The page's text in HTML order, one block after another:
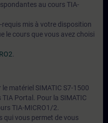
au cours TIA-
mis à votre disposition
le cours que vous avez choisi
matériel SIMATIC S7-1500
TIA Portal. Pour la SIMATIC
TIA-MICRO1/2.
qui vous permet de vous